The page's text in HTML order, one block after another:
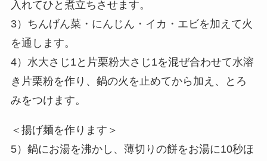
入れてひと煮立ちさせます。
3）ちんげん菜・にんじん・イカ・エビを加えて火
を通します。
4）水大さじ1と片栗粉大さじ1を混ぜ合わせて水溶
き片栗粉を作り、鍋の火を止めてから加え、とろ
みをつけます。
＜揚げ麺を作ります＞
5）鍋にお湯を沸かし、薄切りの餅をお湯に10秒ほ